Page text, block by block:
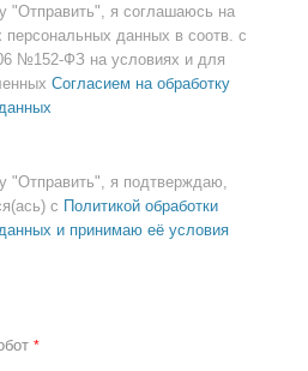
"Отправить", я соглашаюсь на
персональных данных в соотв. с
№152-ФЗ на условиях и для
Согласием на обработку
"Отправить", я подтверждаю,
с Политикой обработки
и принимаю её условия
*